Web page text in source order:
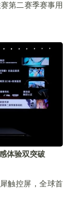
第二赛季赛事用
体验双突破
触控屏，全球首